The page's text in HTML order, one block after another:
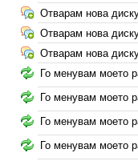
Отварам нова
Отварам нова
Отварам нова
Го менувам моето
Го менувам моето
Го менувам моето
Го менувам моето